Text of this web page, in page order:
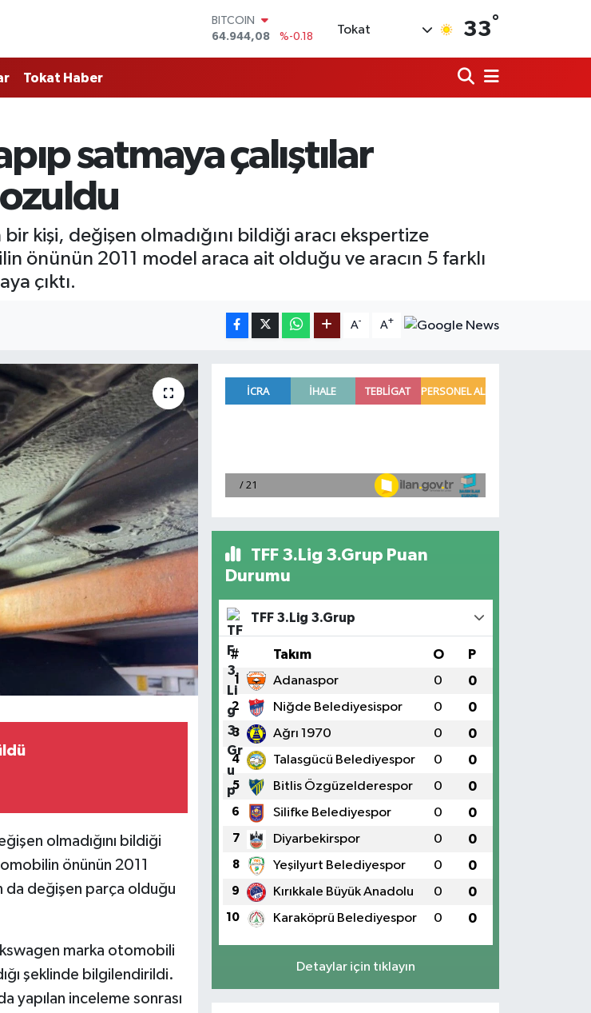
BITCOIN
64.944,08
%-0.18
55,2510
%0.32
6660.55
%0.03
BİST100
Tokat 33°
Tokat Haber
satmaya çalıştılar
kişi, değişen olmadığını bildiği aracı ekspertize
önünün 2011 model araca ait olduğu ve aracın 5 farklı
çıktı.
A- A+
olmadığını bildiği
önünün 2011
da değişen parça olduğu
marka otomobili
şeklinde bilgilendirildi.
yapılan inceleme sonrası
TFF 3.Lig 3.Grup Puan
Durumu
TFF 3.Lig 3.Grup
# Takım O P
1 Adanaspor 0 0
2 Niğde Belediyesispor 0 0
3 Ağrı 1970 0 0
4 Talasgücü Belediyespor 0 0
5 Bitlis Özgüzelderespor 0 0
6 Silifke Belediyespor 0 0
7 Diyarbekirspor 0 0
8 Yeşilyurt Belediyespor 0 0
9 Kırıkkale Büyük Anadolu 0 0
10 Karaköprü Belediyespor 0 0
Detaylar için tıklayın